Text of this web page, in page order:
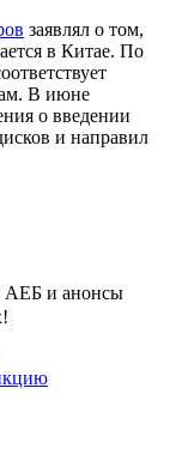
заявлял о том,
в Китае. По
В июне
о введении
и направил
АЕБ и анонсы